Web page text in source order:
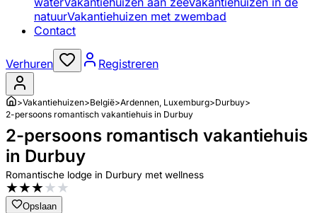
natuurVakantiehuizen met zwembad
Contact
Verhuren Registreren
>Vakantiehuizen>België>Ardennen, Luxemburg>Durbuy>
2-persoons romantisch vakantiehuis in Durbuy
2-persoons romantisch vakantiehuis
in Durbuy
Romantische lodge in Durbury met wellness
★★★★★
Opslaan